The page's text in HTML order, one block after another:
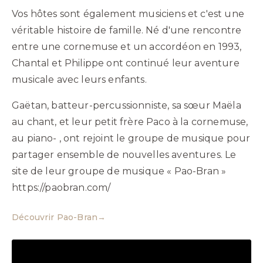
Vos hôtes sont également musiciens et c'est une
véritable histoire de famille. Né d'une rencontre
entre une cornemuse et un accordéon en 1993,
Chantal et Philippe ont continué leur aventure
musicale avec leurs enfants.
Gaëtan, batteur-percussionniste, sa sœur Maëla
au chant, et leur petit frère Paco à la cornemuse,
au piano- , ont rejoint le groupe de musique pour
partager ensemble de nouvelles aventures. Le
site de leur groupe de musique « Pao-Bran »
https://paobran.com/
Découvrir Pao-Bran →